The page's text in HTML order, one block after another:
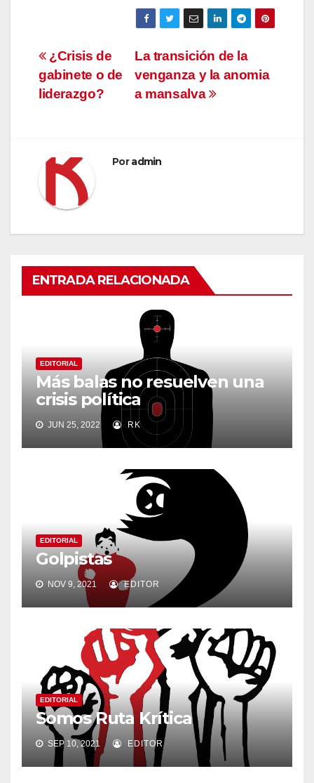
Navegación
de
entradas
La transición de la
venganza y la anomia
a mansalva
¿Crisis de
gabinete o de
liderazgo?
Poradmin
ENTRADA RELACIONADA
EDITORIAL
Más balas no resuelven una
crisis política
JUN 25, 2022 RK
EDITORIAL
Golpistas
NOV 9, 2021 EDITOR
EDITORIAL
Somos Ruta Krítica
SEP 10, 2021 EDITOR